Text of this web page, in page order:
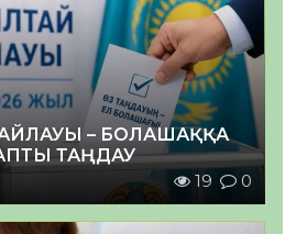
– БОЛАШАҚҚА
ТАҢДАУ
19 0